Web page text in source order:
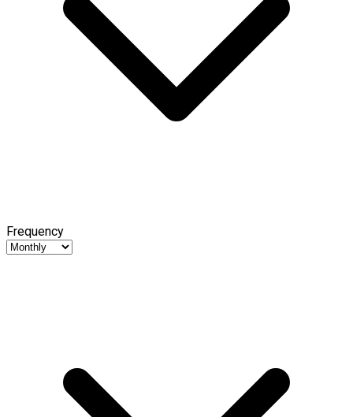
Frequency